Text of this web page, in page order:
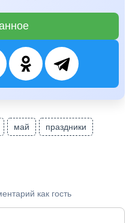
май праздники
как гость